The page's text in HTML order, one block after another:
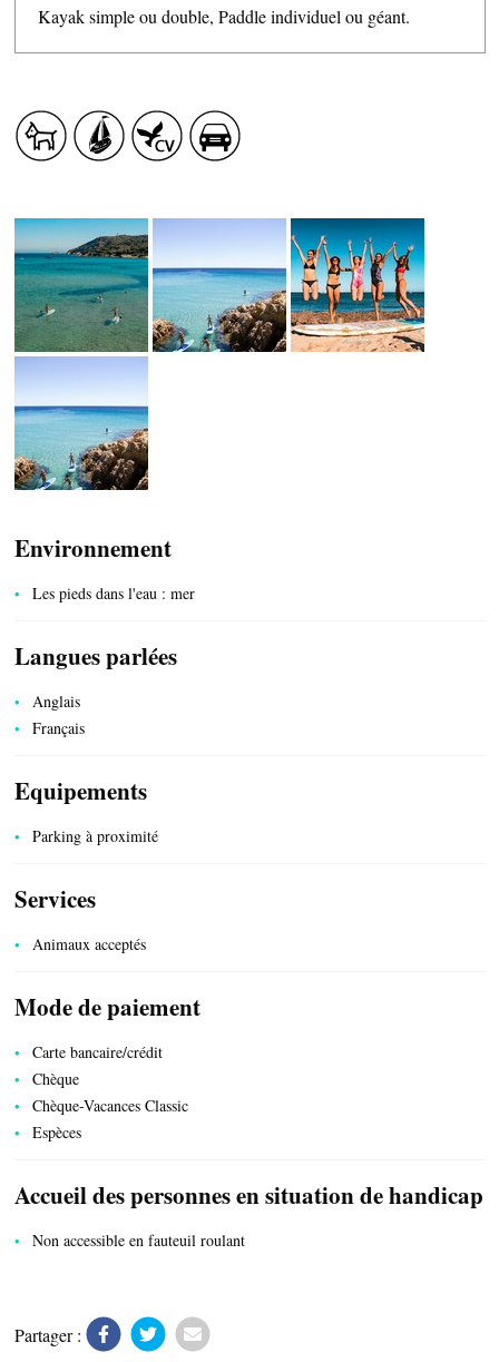
PRODUITS DU TERROIR
Kayak simple ou double, Paddle individuel ou géant.
Environnement
Les pieds dans l'eau : mer
Langues parlées
Anglais
Français
Equipements
Parking à proximité
Services
Animaux acceptés
Mode de paiement
Carte bancaire/crédit
Chèque
Chèque-Vacances Classic
Espèces
Accueil des personnes en situation de handicap
Non accessible en fauteuil roulant
Partager :